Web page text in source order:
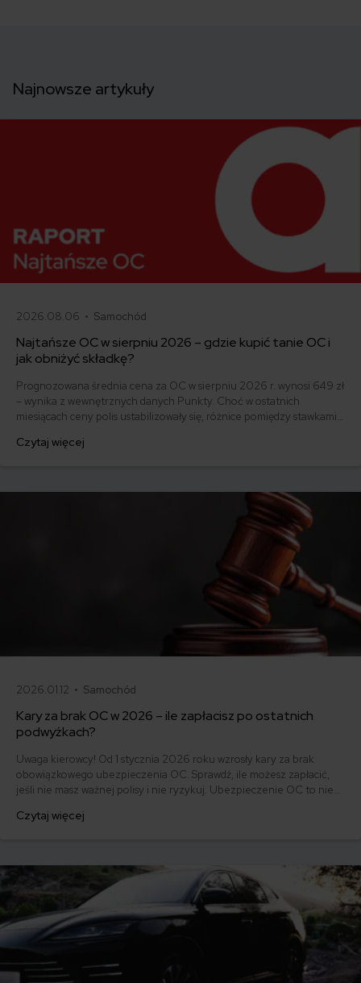
Najnowsze artykuły
2026.08.06 • Samochód
Najtańsze OC w sierpniu 2026 – gdzie kupić tanie OC i
jak obniżyć składkę?
Prognozowana średnia cena za OC w sierpniu 2026 r. wynosi 649 zł
– wynika z wewnętrznych danych Punkty. Choć w ostatnich
miesiącach ceny polis ustabilizowały się, różnice pomiędzy stawkami
500 zł, inni – powyżej 1500 zł. Gdzie znaleźć najtańsze OC w Polsce
Czytaj więcej
2026.01.12 • Samochód
Kary za brak OC w 2026 – ile zapłacisz po ostatnich
podwyżkach?
Uwaga kierowcy! Od 1 stycznia 2026 roku wzrosły kary za brak
obowiązkowego ubezpieczenia OC. Sprawdź, ile możesz zapłacić,
jeśli nie masz ważnej polisy i nie ryzykuj. Ubezpieczenie OC to nie
ruchu drogowego.
Czytaj więcej